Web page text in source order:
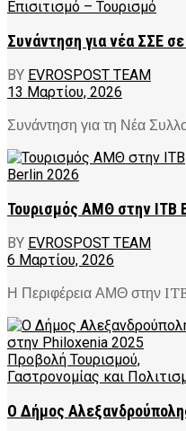
Συνάντηση για νέα ΣΣΕ
BY EVROSPOST TEAM
13 Μαρτίου, 2026
Συνάντηση για τη Νέα
Τουρισμός ΑΜΘ στην ITB
BY EVROSPOST TEAM
6 Μαρτίου, 2026
Η Περιφέρεια ΑΜΘ στην ITB
Ο Δήμος